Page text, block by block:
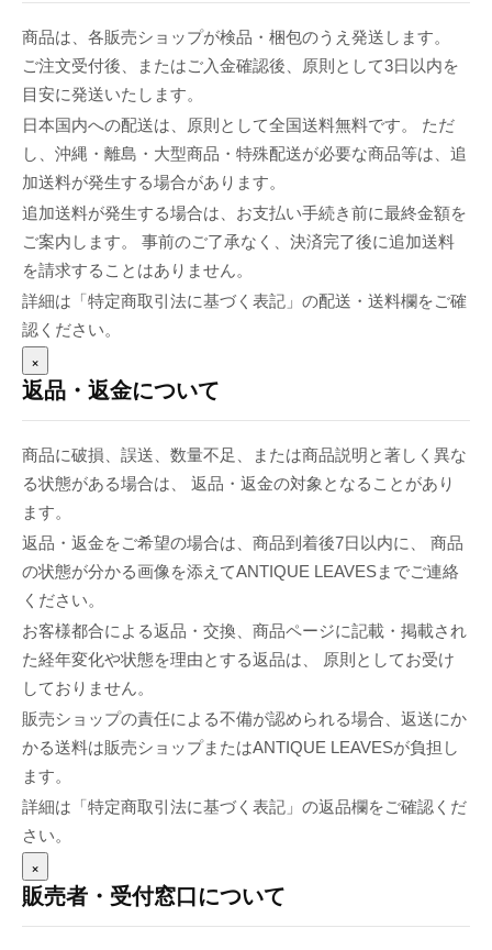
商品は、各販売ショップが検品・梱包のうえ発送します。
ご注文受付後、またはご入金確認後、原則として3日以内を
目安に発送いたします。
日本国内への配送は、原則として全国送料無料です。 ただ
し、沖縄・離島・大型商品・特殊配送が必要な商品等は、追
加送料が発生する場合があります。
追加送料が発生する場合は、お支払い手続き前に最終金額を
ご案内します。 事前のご了承なく、決済完了後に追加送料
を請求することはありません。
詳細は「特定商取引法に基づく表記」の配送・送料欄をご確
認ください。
×
返品・返金について
商品に破損、誤送、数量不足、または商品説明と著しく異な
る状態がある場合は、 返品・返金の対象となることがあり
ます。
返品・返金をご希望の場合は、商品到着後7日以内に、 商品
の状態が分かる画像を添えてANTIQUE LEAVESまでご連絡
ください。
お客様都合による返品・交換、商品ページに記載・掲載され
た経年変化や状態を理由とする返品は、 原則としてお受け
しておりません。
販売ショップの責任による不備が認められる場合、返送にか
かる送料は販売ショップまたはANTIQUE LEAVESが負担し
ます。
詳細は「特定商取引法に基づく表記」の返品欄をご確認くだ
さい。
×
販売者・受付窓口について